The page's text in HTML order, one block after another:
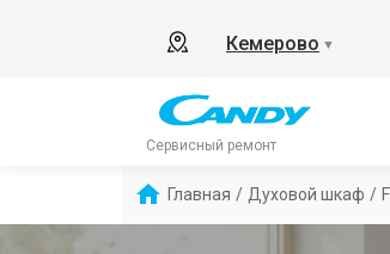
Кемерово ▼
Сервисный ремонт
Главная / Духовой шкаф /